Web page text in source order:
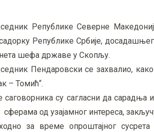
Републике Северне
Републике Србије,
шефа државе у Скопљу.
Пендаровски се захвалио,
– Томић“.
саговорника су сагласни да сарадња
од узајамног интереса,
за време опроштајног